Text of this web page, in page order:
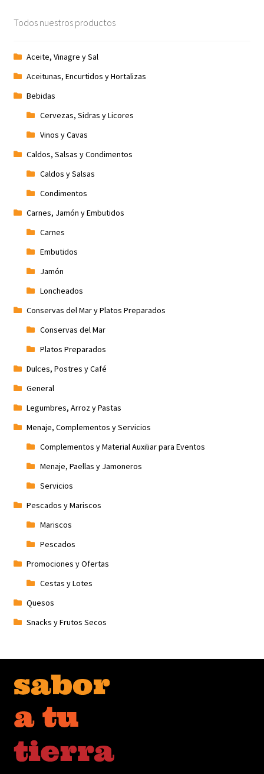
Todos nuestros productos
Aceite, Vinagre y Sal
Aceitunas, Encurtidos y Hortalizas
Bebidas
Cervezas, Sidras y Licores
Vinos y Cavas
Caldos, Salsas y Condimentos
Caldos y Salsas
Condimentos
Carnes, Jamón y Embutidos
Carnes
Embutidos
Jamón
Loncheados
Conservas del Mar y Platos Preparados
Conservas del Mar
Platos Preparados
Dulces, Postres y Café
General
Legumbres, Arroz y Pastas
Menaje, Complementos y Servicios
Complementos y Material Auxiliar para Eventos
Menaje, Paellas y Jamoneros
Servicios
Pescados y Mariscos
Mariscos
Pescados
Promociones y Ofertas
Cestas y Lotes
Quesos
Snacks y Frutos Secos